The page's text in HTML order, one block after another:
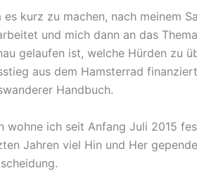
es kurz zu machen, nach meinem
und mich dann an das
gelaufen ist, welche Hürden zu
aus dem Hamsterrad
Handbuch.
wohne ich seit Anfang Juli 2015
Jahren viel Hin und Her